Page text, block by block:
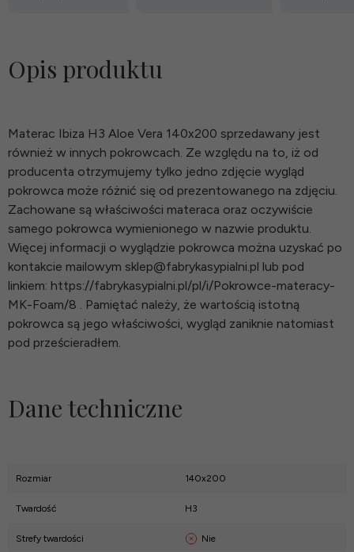
Opis produktu
Materac Ibiza H3 Aloe Vera 140x200 sprzedawany jest
również w innych pokrowcach. Ze względu na to, iż od
producenta otrzymujemy tylko jedno zdjęcie wygląd
pokrowca może różnić się od prezentowanego na zdjęciu.
Zachowane są właściwości materaca oraz oczywiście
samego pokrowca wymienionego w nazwie produktu.
Więcej informacji o wyglądzie pokrowca można uzyskać po
kontakcie mailowym sklep@fabrykasypialni.pl lub pod
linkiem: https://fabrykasypialni.pl/pl/i/Pokrowce-materacy-
MK-Foam/8 . Pamiętać należy, że wartością istotną
pokrowca są jego właściwości, wygląd zaniknie natomiast
pod prześcieradłem.
Dane techniczne
Rozmiar 140x200
Twardość H3
Strefy twardości Nie